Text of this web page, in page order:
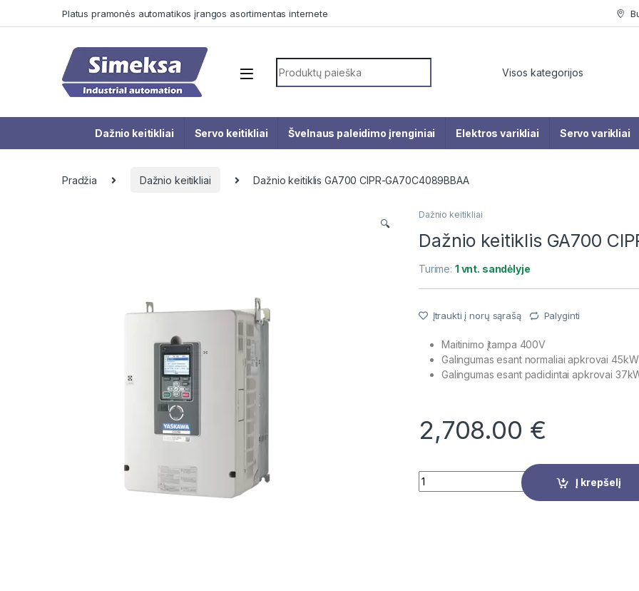
Platus pramonės automatikos įrangos asortimentas internete
Search for:
Dažnio keitikliai Servo keitikliai Švelnaus paleidimo įrenginiai Elektros varikliai Servo varikliai
Pradžia Dažnio keitikliai Dažnio keitiklis GA700 CIPR-GA70C4089BBAA
🔍
Dažnio keitikliai
Dažnio keitiklis GA700
Turime: 1 vnt. sandėlyje
Įtraukti į norų sąrašą Palyginti
Maitinimo įtampa 400V
Galingumas esant normaliai apkrovai
Galingumas esant padidintai apkrovai
2,708.00 €
Quantity
Į krepšelį